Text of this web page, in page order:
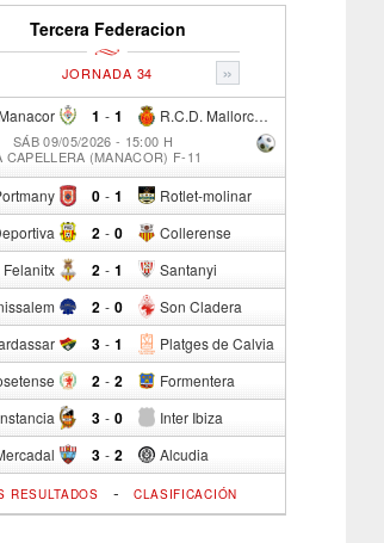
Tercera Federacion
»
JORNADA 34
Manacor 1 - R.C.D. Mallorca Sad "B"
1
SÁB 09/05/2026 - 15:00 H
CAPELLERA (MANACOR) F-11
0 - Rotlet-molinar
1
2 - Collerense
0
Felanitx 2 - Santanyi
1
2 - Son Cladera
0
3 - Platges de Calvia
1
2 - Formentera
2
3 - Inter Ibiza
0
3 - Alcudia
2
RESULTADOS - CLASIFICACIÓN